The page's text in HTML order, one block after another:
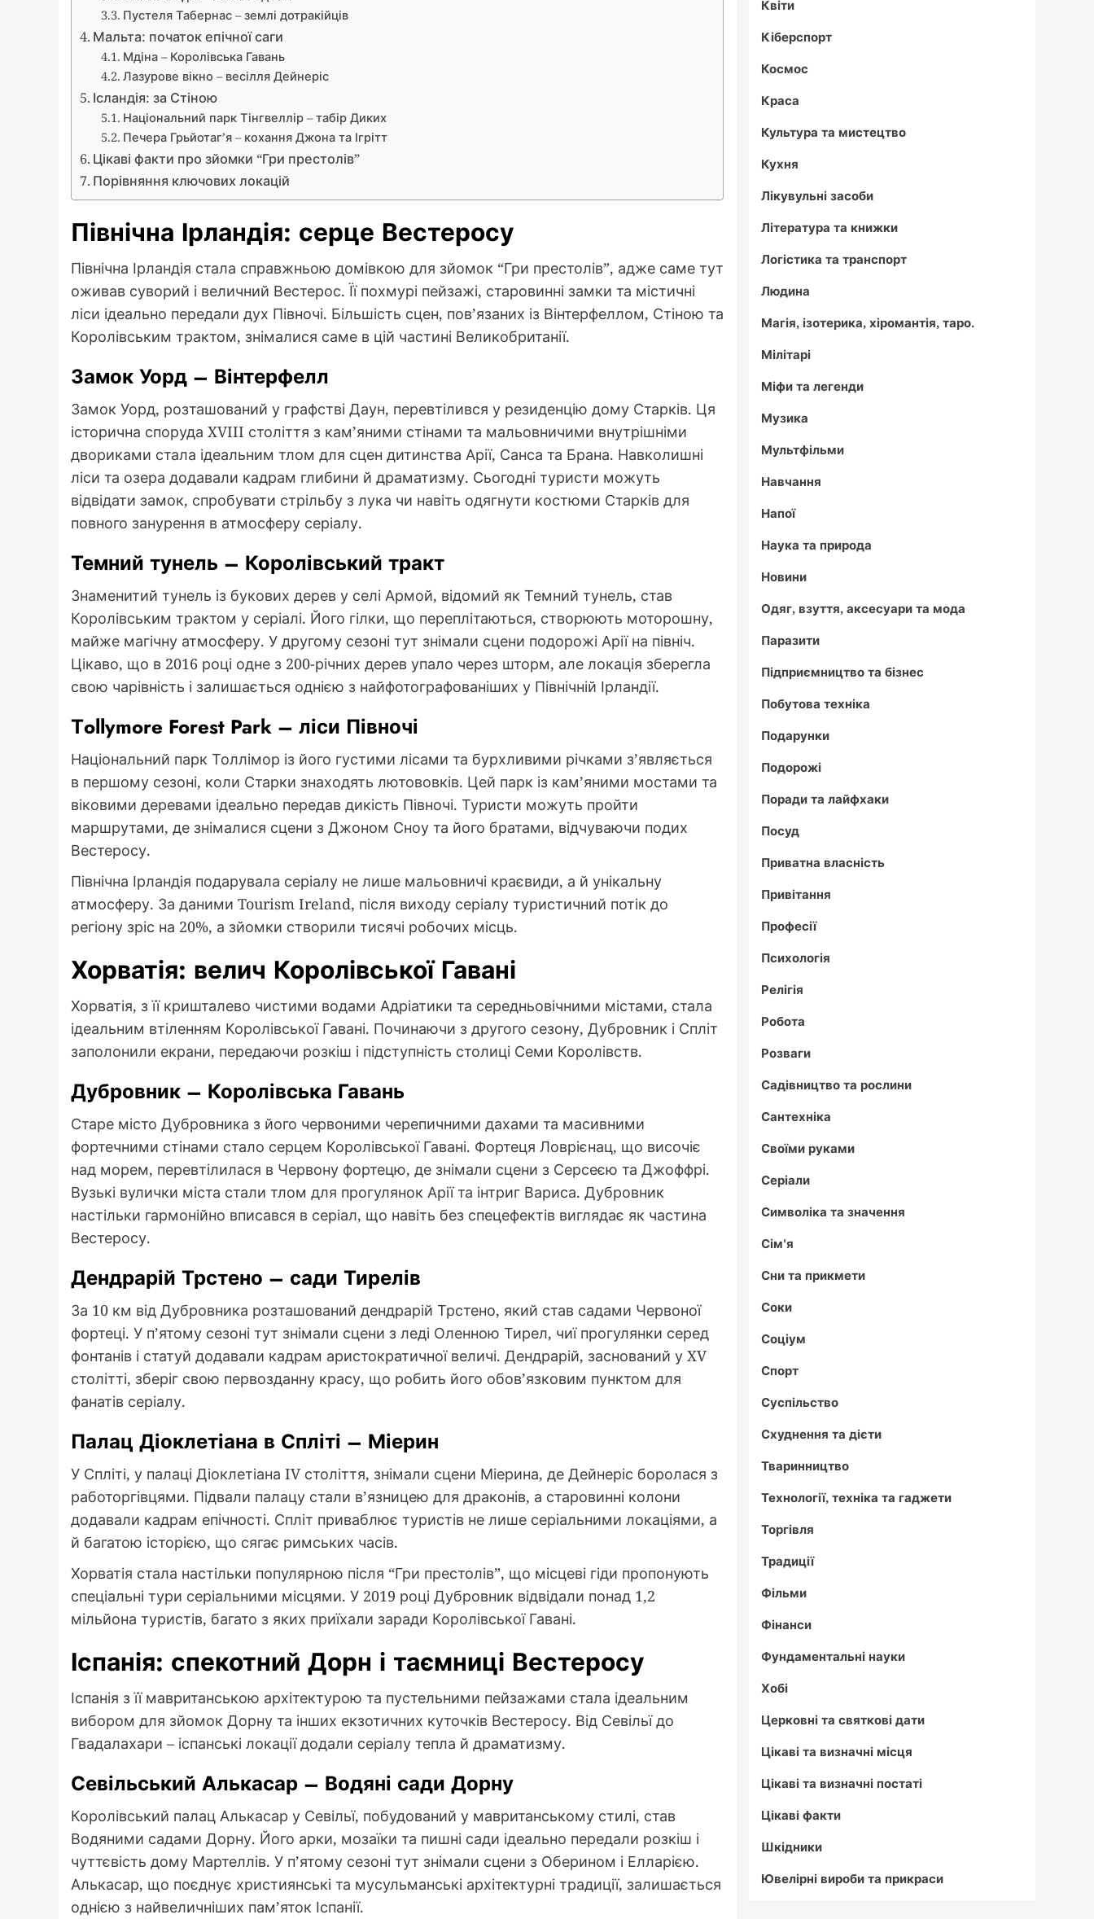
Пустеля Табернас – землі дотракійців
Мальта: початок епічної саги
Мдіна – Королівська Гавань
Лазурове вікно – весілля Дейнеріс
Ісландія: за Стіною
Національний парк Тінгвеллір – табір Диких
Печера Грьйотаг’я – кохання Джона та Ігрітт
Цікаві факти про зйомки “Гри престолів”
Порівняння ключових локацій
Північна Ірландія: серце Вестеросу
Північна Ірландія стала справжньою домівкою для зйомок “Гри престолів”, адже саме тут
оживав суворий і величний Вестерос. Її похмурі пейзажі, старовинні замки та містичні
ліси ідеально передали дух Півночі. Більшість сцен, пов’язаних із Вінтерфеллом, Стіною та
Королівським трактом, знімалися саме в цій частині Великобританії.
Замок Уорд – Вінтерфелл
Замок Уорд, розташований у графстві Даун, перевтілився у резиденцію дому Старків. Ця
історична споруда XVIII століття з кам’яними стінами та мальовничими внутрішніми
двориками стала ідеальним тлом для сцен дитинства Арії, Санса та Брана. Навколишні
ліси та озера додавали кадрам глибини й драматизму. Сьогодні туристи можуть
відвідати замок, спробувати стрільбу з лука чи навіть одягнути костюми Старків для
повного занурення в атмосферу серіалу.
Темний тунель – Королівський тракт
Знаменитий тунель із букових дерев у селі Армой, відомий як Темний тунель, став
Королівським трактом у серіалі. Його гілки, що переплітаються, створюють моторошну,
майже магічну атмосферу. У другому сезоні тут знімали сцени подорожі Арії на північ.
Цікаво, що в 2016 році одне з 200-річних дерев упало через шторм, але локація зберегла
свою чарівність і залишається однією з найфотографованіших у Північній Ірландії.
Тollymore Forest Park – ліси Півночі
Національний парк Толлімор із його густими лісами та бурхливими річками з’являється
в першому сезоні, коли Старки знаходять лютововків. Цей парк із кам’яними мостами та
віковими деревами ідеально передав дикість Півночі. Туристи можуть пройти
маршрутами, де знімалися сцени з Джоном Сноу та його братами, відчуваючи подих
Вестеросу.
Північна Ірландія подарувала серіалу не лише мальовничі краєвиди, а й унікальну
атмосферу. За даними Tourism Ireland, після виходу серіалу туристичний потік до
регіону зріс на 20%, а зйомки створили тисячі робочих місць.
Хорватія: велич Королівської Гавані
Хорватія, з її кришталево чистими водами Адріатики та середньовічними містами, стала
ідеальним втіленням Королівської Гавані. Починаючи з другого сезону, Дубровник і Спліт
заполонили екрани, передаючи розкіш і підступність столиці Семи Королівств.
Дубровник – Королівська Гавань
Старе місто Дубровника з його червоними черепичними дахами та масивними
фортечними стінами стало серцем Королівської Гавані. Фортеця Ловрієнац, що височіє
над морем, перевтілилася в Червону фортецю, де знімали сцени з Серсеєю та Джоффрі.
Вузькі вулички міста стали тлом для прогулянок Арії та інтриг Вариса. Дубровник
настільки гармонійно вписався в серіал, що навіть без спецефектів виглядає як частина
Вестеросу.
Дендрарій Трстено – сади Тирелів
За 10 км від Дубровника розташований дендрарій Трстено, який став садами Червоної
фортеці. У п’ятому сезоні тут знімали сцени з леді Оленною Тирел, чиї прогулянки серед
фонтанів і статуй додавали кадрам аристократичної величі. Дендрарій, заснований у XV
столітті, зберіг свою первозданну красу, що робить його обов’язковим пунктом для
фанатів серіалу.
Палац Діоклетіана в Спліті – Міерин
У Спліті, у палаці Діоклетіана IV століття, знімали сцени Міерина, де Дейнеріс боролася з
работоргівцями. Підвали палацу стали в’язницею для драконів, а старовинні колони
додавали кадрам епічності. Спліт приваблює туристів не лише серіальними локаціями, а
й багатою історією, що сягає римських часів.
Хорватія стала настільки популярною після “Гри престолів”, що місцеві гіди пропонують
спеціальні тури серіальними місцями. У 2019 році Дубровник відвідали понад 1,2
мільйона туристів, багато з яких приїхали заради Королівської Гавані.
Іспанія: спекотний Дорн і таємниці Вестеросу
Іспанія з її мавританською архітектурою та пустельними пейзажами стала ідеальним
вибором для зйомок Дорну та інших екзотичних куточків Вестеросу. Від Севільї до
Гвадалахари – іспанські локації додали серіалу тепла й драматизму.
Севільський Алькасар – Водяні сади Дорну
Королівський палац Алькасар у Севільї, побудований у мавританському стилі, став
Водяними садами Дорну. Його арки, мозаїки та пишні сади ідеально передали розкіш і
чуттєвість дому Мартеллів. У п’ятому сезоні тут знімали сцени з Оберином і Елларією.
Алькасар, що поєднує християнські та мусульманські архітектурні традиції, залишається
однією з найвеличніших пам’яток Іспанії.
Квіти
Кіберспорт
Космос
Краса
Культура та мистецтво
Кухня
Лікувульні засоби
Література та книжки
Логістика та транспорт
Людина
Магія, ізотерика, хіромантія, таро.
Мілітарі
Міфи та легенди
Музика
Мультфільми
Навчання
Напої
Наука та природа
Новини
Одяг, взуття, аксесуари та мода
Паразити
Підприємництво та бізнес
Побутова техніка
Подарунки
Подорожі
Поради та лайфхаки
Посуд
Приватна власність
Привітання
Професії
Психологія
Релігія
Робота
Розваги
Садівництво та рослини
Сантехніка
Своїми руками
Серіали
Символіка та значення
Сім'я
Сни та прикмети
Соки
Соціум
Спорт
Суспільство
Схуднення та дієти
Тваринництво
Технології, техніка та гаджети
Торгівля
Традиції
Фільми
Фінанси
Фундаментальні науки
Хобі
Церковні та святкові дати
Цікаві та визначні місця
Цікаві та визначні постаті
Цікаві факти
Шкідники
Ювелірні вироби та прикраси